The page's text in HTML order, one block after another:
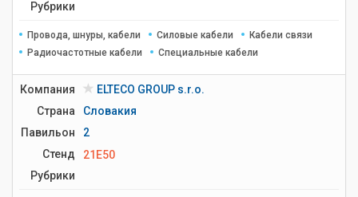
Рубрики
Провода, шнуры, кабели Силовые кабели
Кабели связи
Радиочастотные кабели
Специальные кабели
Компания
ELTECO GROUP s.r.o.
Страна
Словакия
Павильон
2
Стенд
21E50
Рубрики